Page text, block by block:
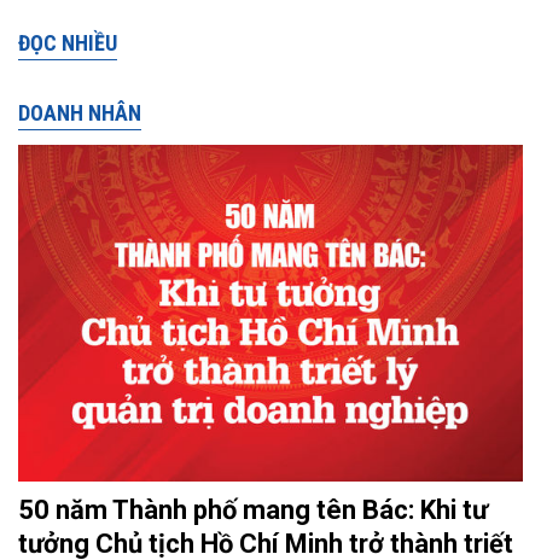
ĐỌC NHIỀU
DOANH NHÂN
50 năm Thành phố mang tên Bác: Khi tư
tưởng Chủ tịch Hồ Chí Minh trở thành triết